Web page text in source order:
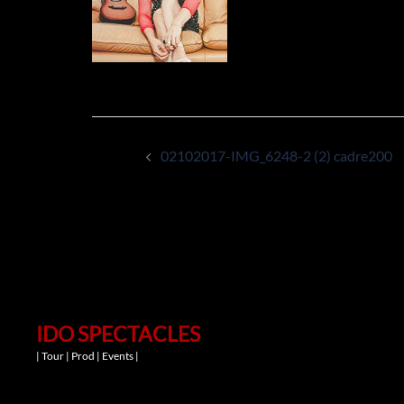
Navigation
02102017-IMG_6248-2 (2) cadre200
IDO SPECTACLES
| Tour | Prod | Events |